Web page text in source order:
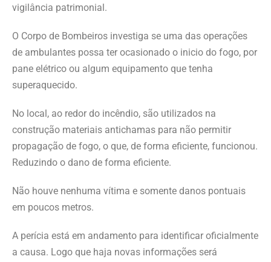
vigilância patrimonial.
O Corpo de Bombeiros investiga se uma das operações
de ambulantes possa ter ocasionado o inicio do fogo, por
pane elétrico ou algum equipamento que tenha
superaquecido.
No local, ao redor do incêndio, são utilizados na
construção materiais antichamas para não permitir
propagação de fogo, o que, de forma eficiente, funcionou.
Reduzindo o dano de forma eficiente.
Não houve nenhuma vítima e somente danos pontuais
em poucos metros.
A perícia está em andamento para identificar oficialmente
a causa. Logo que haja novas informações será